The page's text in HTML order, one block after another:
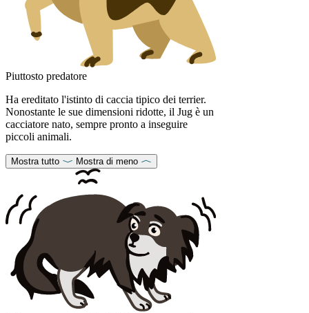
Piuttosto predatore
Ha ereditato l'istinto di caccia tipico dei terrier.
Nonostante le sue dimensioni ridotte, il Jug è un
cacciatore nato, sempre pronto a inseguire
piccoli animali.
Mostra tutto Mostra di meno